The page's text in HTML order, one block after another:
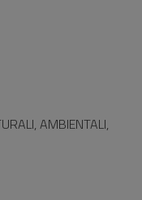
AMBIENTALI,